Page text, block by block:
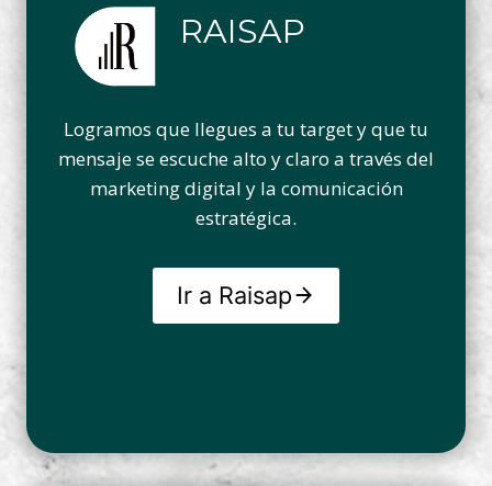
RAISAP
Logramos que llegues a tu target y que tu
mensaje se escuche alto y claro a través del
marketing digital y la comunicación
estratégica.
Ir a Raisap